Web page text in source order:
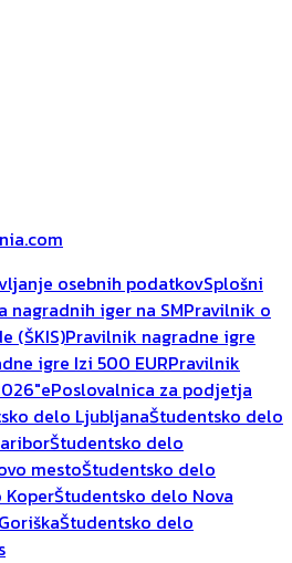
osebnih podatkovSplošni
nagradnih iger na SMPravilnik o
(ŠKIS)Pravilnik nagradne igre
igre Izi 500 EURPravilnik
ePoslovalnica za podjetja
delo LjubljanaŠtudentsko delo
Študentsko delo
mestoŠtudentsko delo
Študentsko delo Nova
Študentsko delo